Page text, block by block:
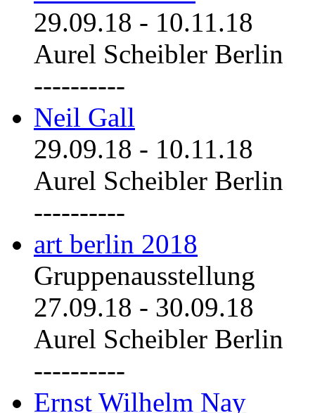
29.09.18 - 10.11.18
Aurel Scheibler Berlin
----------
Neil Gall
29.09.18 - 10.11.18
Aurel Scheibler Berlin
----------
art berlin 2018
Gruppenausstellung
27.09.18 - 30.09.18
Aurel Scheibler Berlin
----------
Ernst Wilhelm Nay